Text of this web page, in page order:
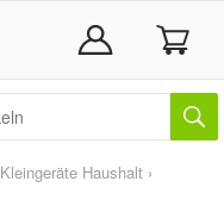
Kleingeräte Haushalt ›